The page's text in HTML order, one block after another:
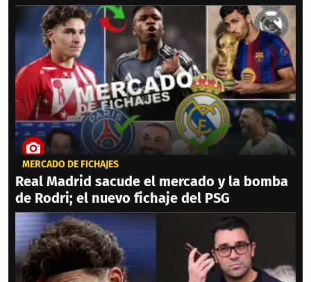
MERCADO DE FICHAJES
Real Madrid sacude el mercado y la bomba
de Rodri; el nuevo fichaje del PSG